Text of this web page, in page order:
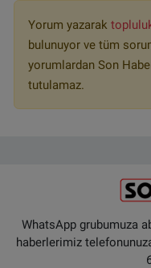
Yorum yazarak
bulunuyor ve tüm
yorumlardan Son
tutulamaz.
WhatsApp grubumuza
haberlerimiz